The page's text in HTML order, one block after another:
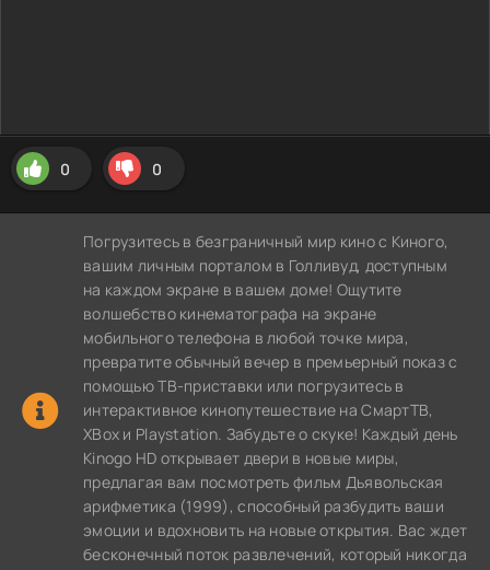
0 0
Погрузитесь в безграничный мир кино с Киного,
вашим личным порталом в Голливуд, доступным
на каждом экране в вашем доме! Ощутите
волшебство кинематографа на экране
мобильного телефона в любой точке мира,
превратите обычный вечер в премьерный показ с
помощью ТВ-приставки или погрузитесь в
интерактивное кинопутешествие на СмартТВ,
XBox и Playstation. Забудьте о скуке! Каждый день
Kinogo HD открывает двери в новые миры,
предлагая вам посмотреть фильм Дьявольская
арифметика (1999), способный разбудить ваши
эмоции и вдохновить на новые открытия. Вас ждет
бесконечный поток развлечений, который никогда